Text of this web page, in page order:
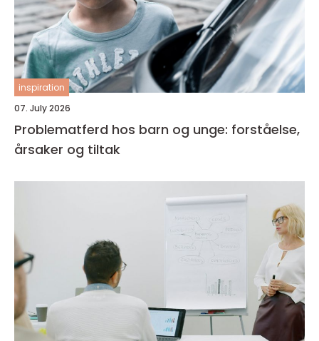
inspiration
07. July 2026
Problematferd hos barn og unge: forståelse,
årsaker og tiltak